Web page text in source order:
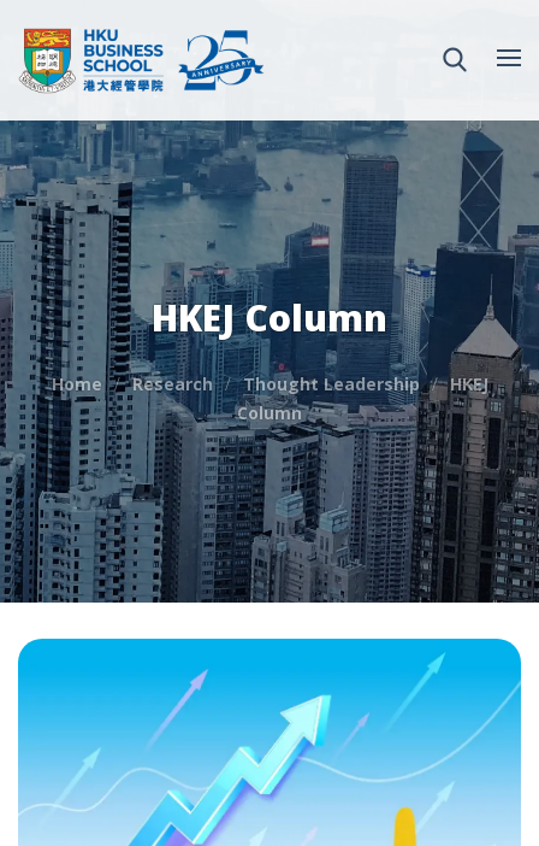
HKEJ Column
Home Research Thought Leadership
HKEJ
Column